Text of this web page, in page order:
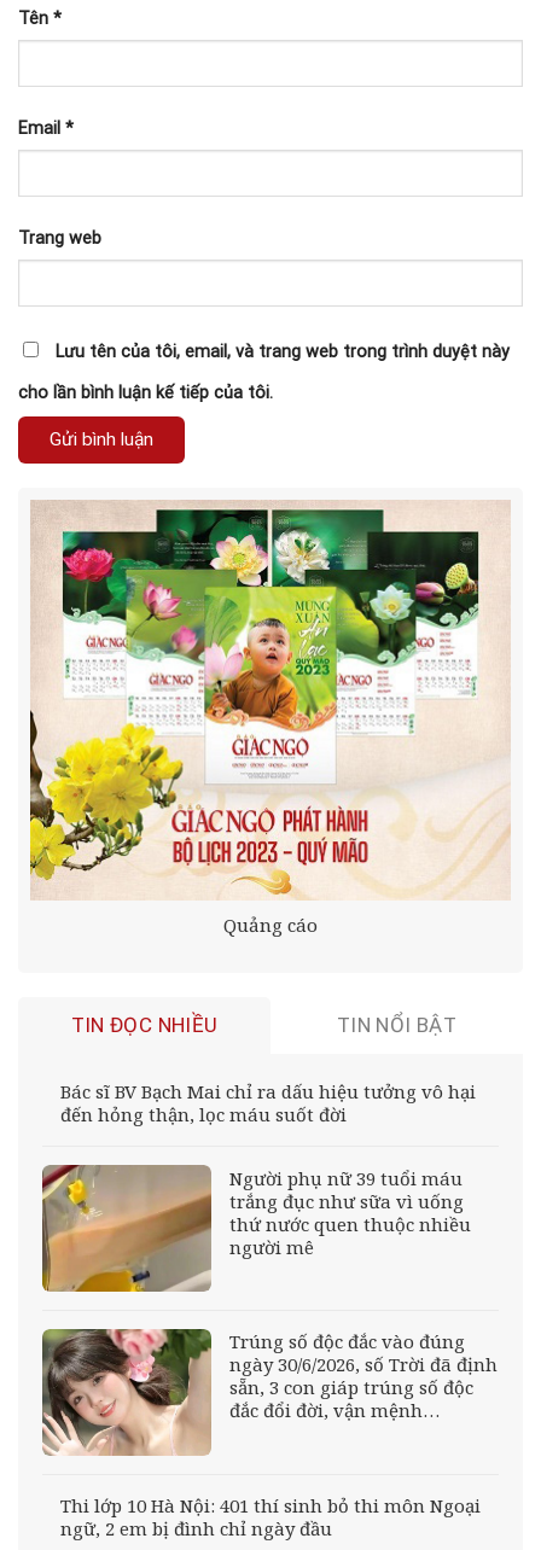
Tên *
Email *
Trang web
Lưu tên của tôi, email, và trang web trong trình duyệt này
cho lần bình luận kế tiếp của tôi.
Quảng cáo
TIN ĐỌC NHIỀU TIN NỔI BẬT
Bác sĩ BV Bạch Mai chỉ ra dấu hiệu tưởng vô hại
đến hỏng thận, lọc máu suốt đời
Người phụ nữ 39 tuổi máu
trắng đục như sữa vì uống
thứ nước quen thuộc nhiều
người mê
Trúng số độc đắc vào đúng
ngày 30/6/2026, số Trời đã định
sẵn, 3 con giáp trúng số độc
đắc đổi đời, vận mệnh
Thi lớp 10 Hà Nội: 401 thí sinh bỏ thi môn Ngoại
ngữ, 2 em bị đình chỉ ngày đầu